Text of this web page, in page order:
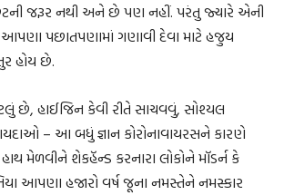
જરૂર નથી અને છે પણ નહીં. પરંતુ જ્યારે એની
પછાતપણામાં ગણાવી દેવા માટે હજુય
હોય છે.
છે, હાઈજિન કેવી રીતે સાચવવું, સોશ્યલ
– આ બધું જ્ઞાન કોરોનાવાયરસને કારણે
મેળવીને શેકહૅન્ડ કરનારા લોકોને મૉડર્ન કે
આપણા હજારો વર્ષ જૂના નમસ્તેને નમસ્કાર